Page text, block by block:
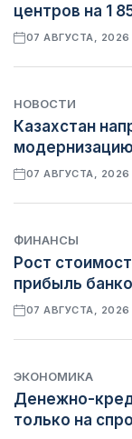
центров на 1
07 АВГУСТА, 2026
НОВОСТИ
Казахстан
07 АВГУСТА, 2026
ФИНАНСЫ
Рост
прибыль
07 АВГУСТА, 2026
ЭКОНОМИКА
Денежно-
только на